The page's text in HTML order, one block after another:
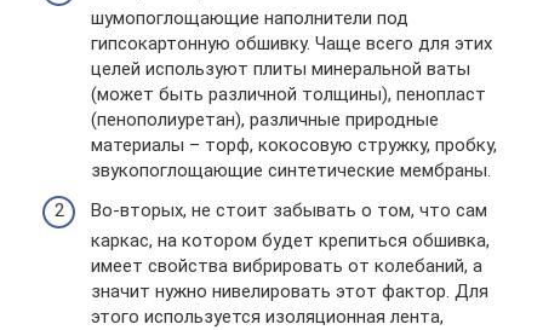
шумопоглощающие наполнители под
гипсокартонную обшивку. Чаще всего для этих
целей используют плиты минеральной ваты
(может быть различной толщины), пенопласт
(пенополиуретан), различные природные
материалы – торф, кокосовую стружку, пробку,
звукопоглощающие синтетические мембраны.
Во-вторых, не стоит забывать о том, что сам
каркас, на котором будет крепиться обшивка,
имеет свойства вибрировать от колебаний, а
значит нужно нивелировать этот фактор. Для
этого используется изоляционная лента,